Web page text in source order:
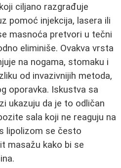
ciljano razgrađuje
pomoć injekcija, lasera ili
masnoća pretvori u tečni
eliminiše. Ovakva vrsta
na nogama, stomaku i
od invazivnijih metoda,
oporavka. Iskustva sa
ukazuju da je to odličan
sala koji ne reaguju na
lipolizom se često
masažu kako bi se